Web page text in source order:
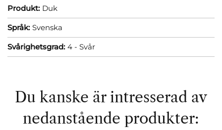
Produkt: Duk
Språk: Svenska
Svårighetsgrad: 4 - Svår
Du kanske är intresserad av
nedanstående produkter: